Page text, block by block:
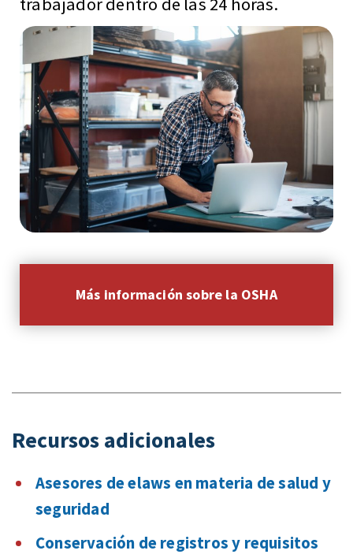
Más información sobre la OSHA
Recursos adicionales
Asesores de elaws en materia de salud y
seguridad
Conservación de registros y requisitos